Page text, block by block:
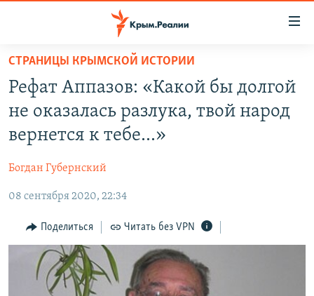
Вернуться
основному
содержанию
главной
навигации
Вернутся
поиску
НОВОСТИ
СПЕЦПРОЕКТЫ
11 ЛЕТ ОККУПАЦИИ КРЫМА. 11 ИСТОРИЙ СОПРОТИВЛЕНИЯ
ЕЩЕ
ИНТЕРАКТИВ
ИНФОГРАФИКА
ТЕЛЕПРОЕКТ КРЫМ.РЕАЛИИ
СОВЕТЫ ПРАВОЗАЩИТНИКОВ
РАДІО СВОБОДА
КАК ОБОЙТИ БЛОКИРОВКУ
Українською
Qırımtatar
СТРАНИЦЫ КРЫМСКОЙ ИСТОРИИ
Рефат Аппазов: «Какой бы долгой
не оказалась разлука, твой народ
вернется к тебе…»
Богдан Губернский
08 сентября 2020, 22:34
Поделиться Читать без VPN